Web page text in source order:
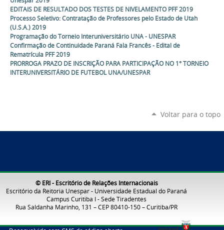
EDITAIS DE RESULTADO DOS TESTES DE NIVELAMENTO PFF 2019
Processo Seletivo: Contratação de Professores pelo Estado de Utah
(U.S.A.) 2019
Programação do Torneio Interuniversitário UNA - UNESPAR
Confirmação de Continuidade Paraná Fala Francês - Edital de
Rematrícula PFF 2019
PRORROGA PRAZO DE INSCRIÇÃO PARA PARTICIPAÇÃO NO 1° TORNEIO
INTERUNIVERSITÁRIO DE FUTEBOL UNA/UNESPAR
Voltar para o topo
© ERI - Escritório de Relações Internacionais
Escritório da Reitoria Unespar - Universidade Estadual do Paraná
Campus Curitiba I - Sede Tiradentes
Rua Saldanha Marinho, 131 – CEP 80410-150 – Curitiba/PR